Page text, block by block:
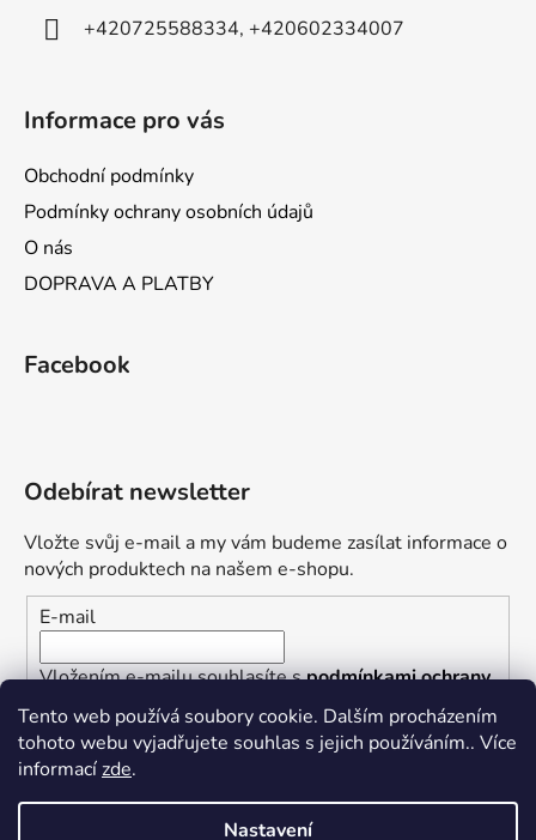
Tento web používá soubory cookie. Dalším procházením
tohoto webu vyjadřujete souhlas s jejich používáním.. Více
informacízde.
Nastavení
+420725588334, +420602334007
Informace pro vás
Obchodní podmínky
Podmínky ochrany osobních údajů
O nás
DOPRAVA A PLATBY
Facebook
Odebírat newsletter
Vložte svůj e-mail a my vám budeme zasílat informace o
nových produktech na našem e-shopu.
E-mail
Vložením e-mailu souhlasíte spodmínkami ochrany
osobních údajů
PŘIHLÁSIT SE